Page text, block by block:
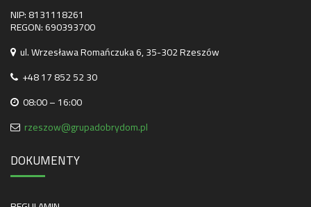
NIP: 8131118261
REGON: 690393700
ul. Wrzesława Romańczuka 6, 35-302 Rzeszów
+48 17 852 52 30
08:00 – 16:00
rzeszow@grupadobrydom.pl
DOKUMENTY